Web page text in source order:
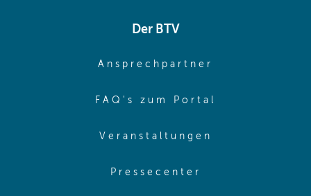
Der BTV
Ansprechpartner
FAQ's zum Portal
Veranstaltungen
Pressecenter